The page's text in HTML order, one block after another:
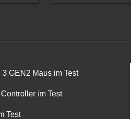
GEN2 Maus im Test
im Test
Test